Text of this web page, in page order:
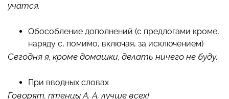
учатся.
Обособление дополнений (с предлогами кроме,
наряду с, помимо, включая, за исключением)
Сегодня я, кроме домашки, делать ничего не буду.
При вводных словах
Говорят, птенцы А. А. лучше всех!